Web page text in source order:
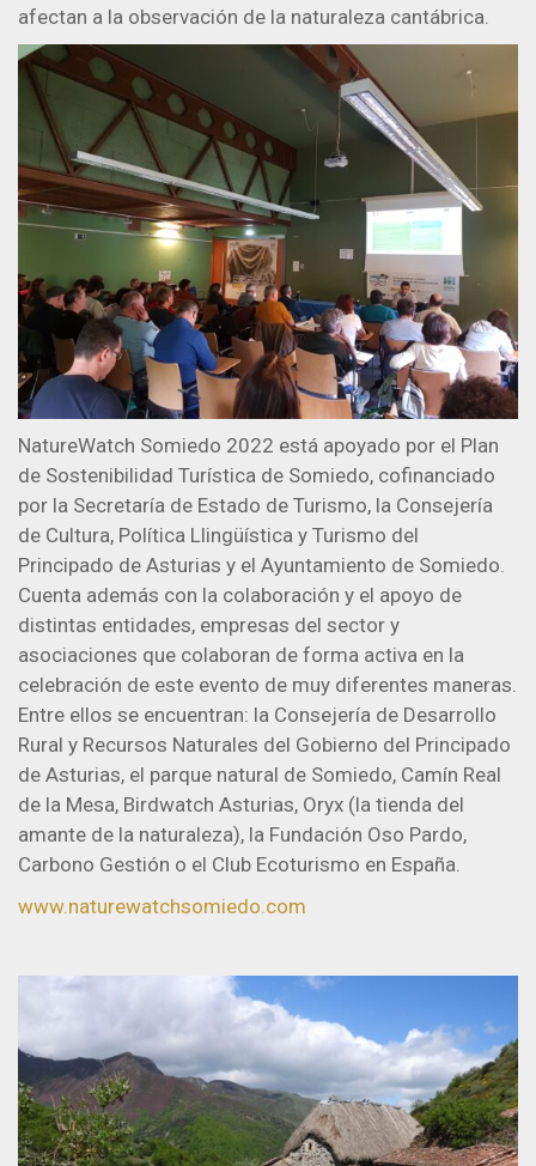
afectan a la observación de la naturaleza cantábrica.
NatureWatch Somiedo 2022 está apoyado por el Plan
de Sostenibilidad Turística de Somiedo, cofinanciado
por la Secretaría de Estado de Turismo, la Consejería
de Cultura, Política Llingüística y Turismo del
Principado de Asturias y el Ayuntamiento de Somiedo.
Cuenta además con la colaboración y el apoyo de
distintas entidades, empresas del sector y
asociaciones que colaboran de forma activa en la
celebración de este evento de muy diferentes maneras.
Entre ellos se encuentran: la Consejería de Desarrollo
Rural y Recursos Naturales del Gobierno del Principado
de Asturias, el parque natural de Somiedo, Camín Real
de la Mesa, Birdwatch Asturias, Oryx (la tienda del
amante de la naturaleza), la Fundación Oso Pardo,
Carbono Gestión o el Club Ecoturismo en España.
www.naturewatchsomiedo.com